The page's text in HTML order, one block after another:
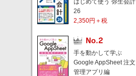
はじめて使う 弥生会計
26
2,350円＋税
手を動かして学ぶ
Google AppSheet 注文
管理アプリ編